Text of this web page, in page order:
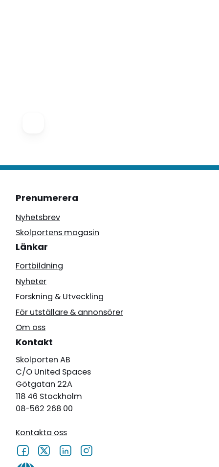
Prenumerera
Nyhetsbrev
Skolportens magasin
Länkar
Fortbildning
Nyheter
Forskning & Utveckling
För utställare & annonsörer
Om oss
Kontakt
Skolporten AB
C/O United Spaces
Götgatan 22A
118 46 Stockholm
08-562 268 00
Kontakta oss